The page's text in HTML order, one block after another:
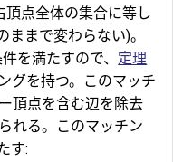
頂点全体の集合に等し
ままで変わらない)。
を満たすので、 定理
グを持つ。このマッチ
頂点を含む辺を除去
れる。このマッチン
す: